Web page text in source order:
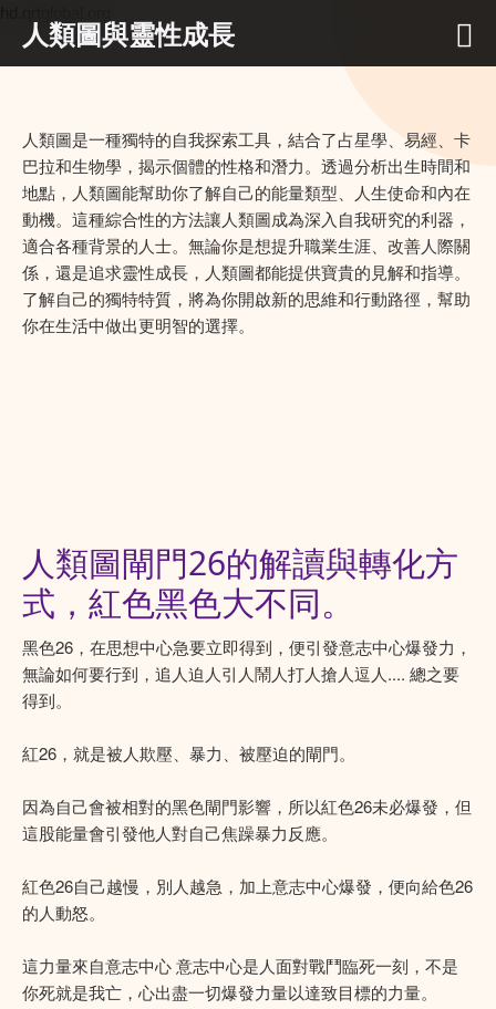
人類圖與靈性成長
人類圖是一種獨特的自我探索工具，結合了占星學、易經、卡
巴拉和生物學，揭示個體的性格和潛力。透過分析出生時間和
地點，人類圖能幫助你了解自己的能量類型、人生使命和內在
動機。這種綜合性的方法讓人類圖成為深入自我研究的利器，
適合各種背景的人士。無論你是想提升職業生涯、改善人際關
係，還是追求靈性成長，人類圖都能提供寶貴的見解和指導。
了解自己的獨特特質，將為你開啟新的思維和行動路徑，幫助
你在生活中做出更明智的選擇。
人類圖閘門26的解讀與轉化方
式，紅色黑色大不同。
黑色26，在思想中心急要立即得到，便引發意志中心爆發力，
無論如何要行到，追人迫人引人鬧人打人搶人逗人.... 總之要
得到。
紅26，就是被人欺壓、暴力、被壓迫的閘門。
因為自己會被相對的黑色閘門影響，所以紅色26未必爆發，但
這股能量會引發他人對自己焦躁暴力反應。
紅色26自己越慢，別人越急，加上意志中心爆發，便向給色26
的人動怒。
這力量來自意志中心 意志中心是人面對戰鬥臨死一刻，不是
你死就是我亡，心出盡一切爆發力量以達致目標的力量。